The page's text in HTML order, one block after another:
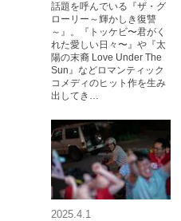
話題を呼んでいる『ザ・グ
ローリー～輝かしき復讐
～』。『トッケビ〜君がく
れた愛しい日々〜』や『太
陽の末裔 Love Under The
Sun』などロマンティック
コメディのヒット作を生み
出してき…
2025.4.1